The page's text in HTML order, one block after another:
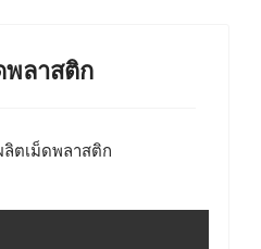
พลาสติก
ลิตเม็ดพลาสติก